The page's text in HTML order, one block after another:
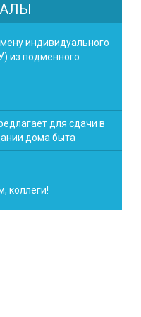
индивидуального
из подменного
для сдачи в
дома быта
коллеги!